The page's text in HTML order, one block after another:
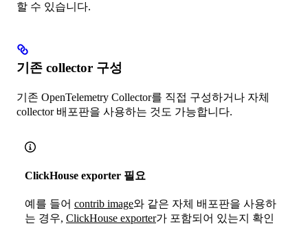
할 수 있습니다.
기존 collector 구성
기존 OpenTelemetry Collector를 직접 구성하거나 자체
collector 배포판을 사용하는 것도 가능합니다.
ClickHouse exporter 필요
예를 들어 contrib image와 같은 자체 배포판을 사용하
는 경우, ClickHouse exporter가 포함되어 있는지 확인